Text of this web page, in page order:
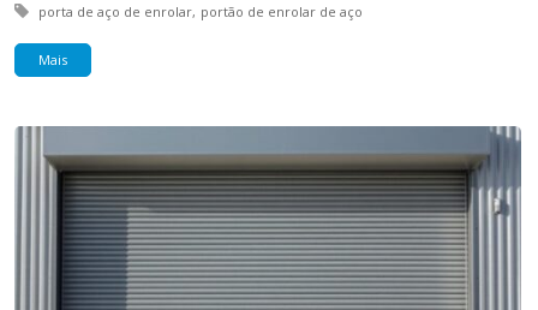
Tagged with:
porta de aço de enrolar portão de enrolar de aço
Mais